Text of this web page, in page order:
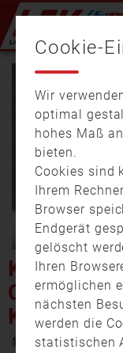
CRASH
KINDER
26. September
Cookie-
Wir
optimal
hohes Maß
bieten.
Cookies sind
Ihrem
Browser
Endgerät
gelöscht
Ihren
ermöglichen
nächsten
werden die
statistischen